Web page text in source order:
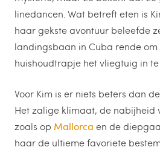
linedancen. Wat betreft eten is
haar gekste avontuur beleefde
landingsbaan in Cuba rende om
huishoudtrapje het vliegtuig in te
Voor Kim is er niets beters dan
Het zalige klimaat, de nabijheid
zoals op Mallorca en de
haar de ultieme favoriete